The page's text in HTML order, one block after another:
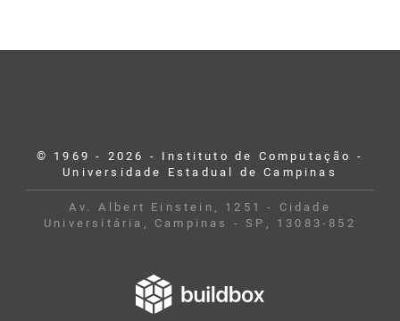
© 1969 - 2026 - Instituto de Computação -
Universidade Estadual de Campinas
Av. Albert Einstein, 1251 - Cidade
Universitária, Campinas - SP, 13083-852